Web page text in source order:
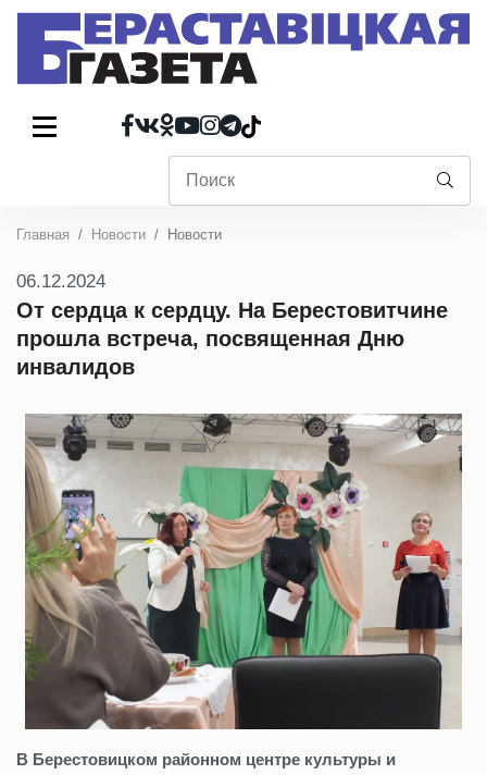
Главная Новости Новости
06.12.2024
От сердца к сердцу. На Берестовитчине
прошла встреча, посвященная Дню
инвалидов
В Берестовицком районном центре культуры и